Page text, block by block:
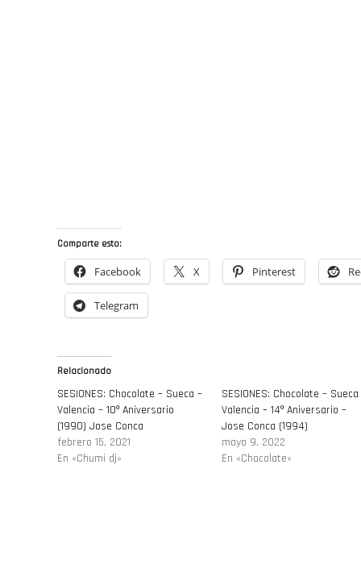
Comparte esto:
Facebook X Pinterest
Telegram
Relacionado
SESIONES: Chocolate – Sueca –
Valencia – 10º Aniversario
(1990) Jose Conca
febrero 15, 2021
En «Chumi dj»
SESIONES: Chocolate – Sueca
Valencia – 14º Aniversario –
Jose Conca (1994)
mayo 9, 2022
En «Chocolate»